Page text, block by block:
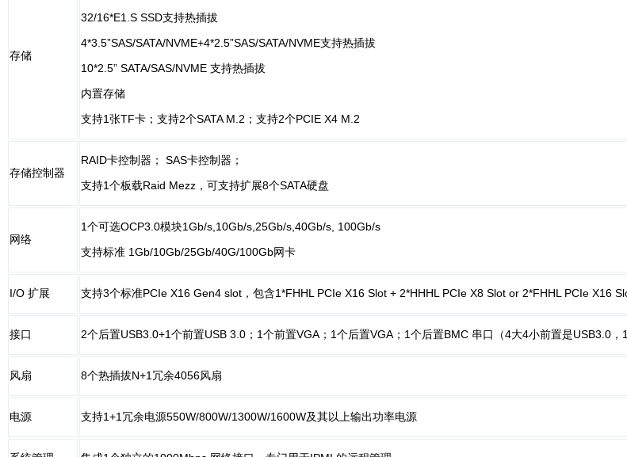
存储
32/16*E1.S SSD支持热插拔
4*3.5”SAS/SATA/NVME+4*2.5”SAS/SATA/NVME支持热插拔
10*2.5” SATA/SAS/NVME 支持热插拔
内置存储
支持1张TF卡；支持2个SATA M.2；支持2个PCIE X4 M.2
存储控制器
RAID卡控制器； SAS卡控制器；
支持1个板载Raid Mezz，可支持扩展8个SATA硬盘
网络
1个可选OCP3.0模块1Gb/s,10Gb/s,25Gb/s,40Gb/s, 100Gb/s
支持标准 1Gb/10Gb/25Gb/40G/100Gb网卡
I/O 扩展 支持3个标准PCIe X16 Gen4 slot，包含1*FHHL PCIe X16 Slot + 2*HHHL PCIe X8 Slot or 2*FHHL PCIe X16
接口 2个后置USB3.0+1个前置USB 3.0；1个前置VGA；1个后置VGA；1个后置BMC 串口（4大4小前置是USB3.0
风扇 8个热插拔N+1冗余4056风扇
电源 支持1+1冗余电源550W/800W/1300W/1600W及其以上输出功率电源